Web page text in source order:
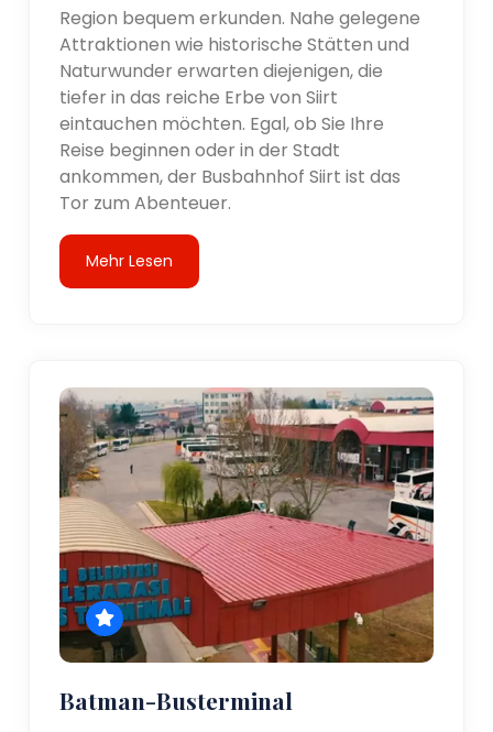
Region bequem erkunden. Nahe gelegene
Attraktionen wie historische Stätten und
Naturwunder erwarten diejenigen, die
tiefer in das reiche Erbe von Siirt
eintauchen möchten. Egal, ob Sie Ihre
Reise beginnen oder in der Stadt
ankommen, der Busbahnhof Siirt ist das
Tor zum Abenteuer.
Mehr Lesen
Batman-Busterminal